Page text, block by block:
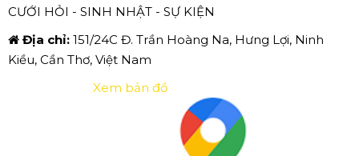
CƯỚI HỎI - SINH NHẬT - SỰ KIỆN
Địa chỉ: 151/24C Đ. Trần Hoàng Na, Hưng Lợi, Ninh
Kiều, Cần Thơ, Việt Nam
Xem bản đồ